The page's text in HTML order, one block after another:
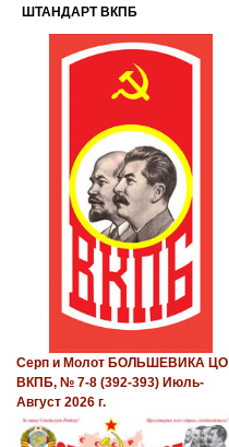
ШТАНДАРТ ВКПБ
Серп и Молот БОЛЬШЕВИКА ЦО
ВКПБ, № 7-8 (392-393) Июль-
Август 2026 г.